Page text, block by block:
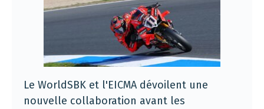
Le WorldSBK et l'EICMA dévoilent une
nouvelle collaboration avant les